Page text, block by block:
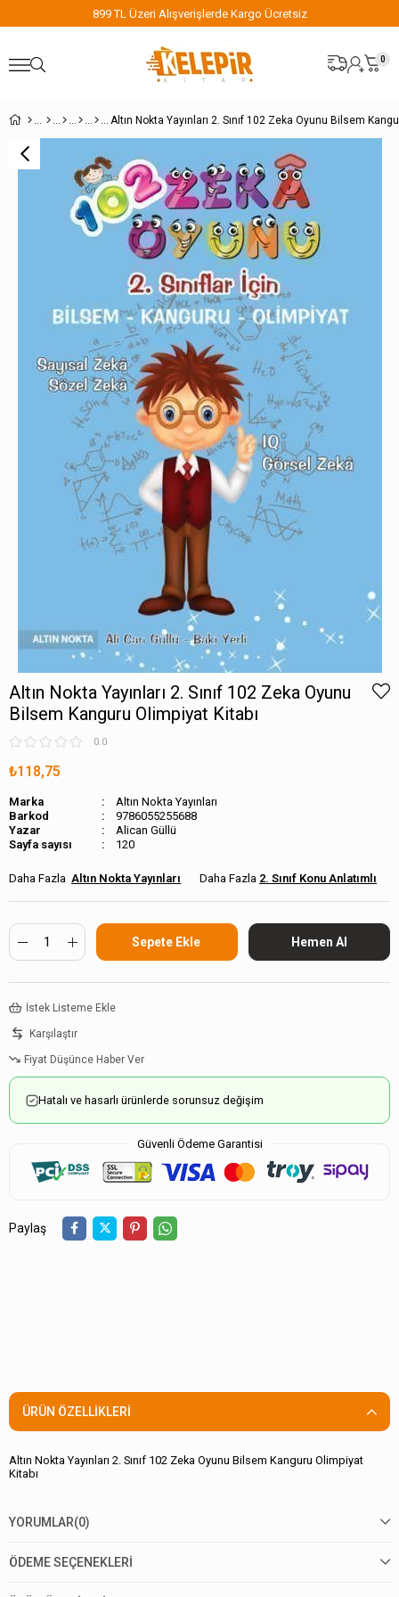
899 TL Üzeri Alışverişlerde Kargo Ücretsiz
0
Altın Nokta Yayınları 2. Sınıf 102 Zeka Oyunu
Bilsem Kanguru Olimpiyat Kitabı
0.0
₺118,75
Marka
Altın Nokta Yayınları
Barkod
9786055255688
Alican Güllü
Sayfa sayısı
120
Altın Nokta Yayınları 2. Sınıf Konu Anlatımlı
İstek Listeme Ekle
Karşılaştır
Fiyat Düşünce Haber Ver
Hatalı ve hasarlı ürünlerde sorunsuz değişim
Güvenli Ödeme Garantisi
Paylaş
ÜRÜN ÖZELLIKLERI
Altın Nokta Yayınları 2. Sınıf 102 Zeka Oyunu Bilsem Kanguru Olimpiyat
Kitabı
YORUMLAR(0)
ÖDEME SEÇENEKLERI